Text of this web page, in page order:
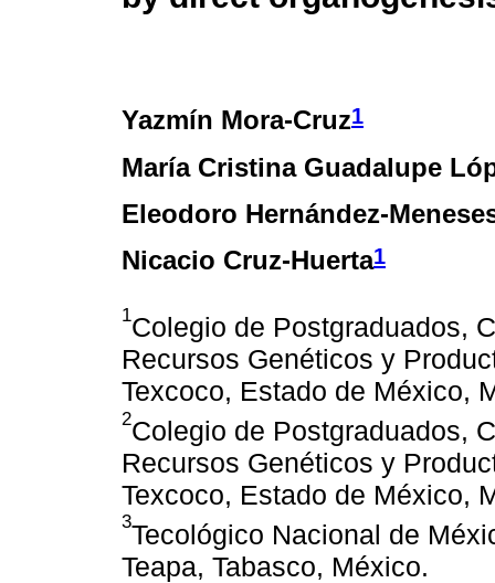
Yazmín Mora-Cruz1
María Cristina Guadalupe
Eleodoro Hernández-
Nicacio Cruz-Huerta1
1Colegio de Postgraduados,
Recursos Genéticos y
Texcoco, Estado de México,
2Colegio de Postgraduados,
Recursos Genéticos y
Texcoco, Estado de México,
3Tecológico Nacional de
Teapa, Tabasco, México.